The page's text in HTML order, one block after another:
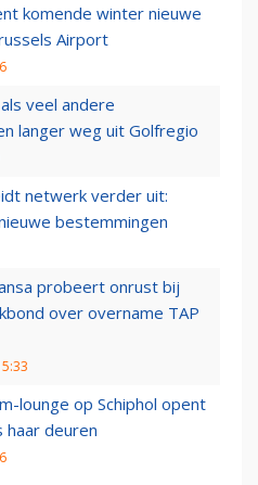
komende winter nieuwe
Airport
veel andere
langer weg uit Golfregio
netwerk verder uit:
bestemmingen
probeert onrust bij
over overname TAP
lounge op Schiphol opent
haar deuren